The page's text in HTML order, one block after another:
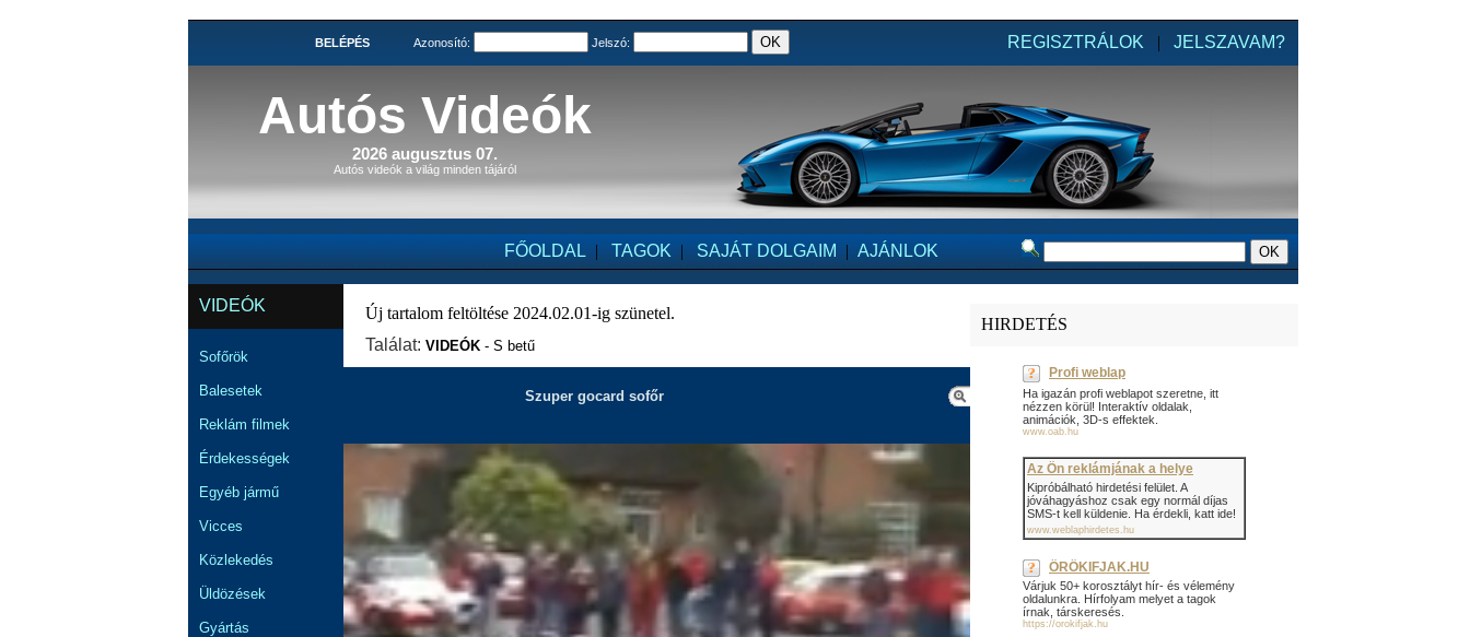
BELÉPÉS Azonosító: Jelszó: REGISZTRÁLOK | JELSZAVAM?
Autós Videók
2026 augusztus 07.
Autós videók a világ minden tájáról
FŐOLDAL | TAGOK | SAJÁT DOLGAIM | AJÁNLOK
VIDEÓK
Sofőrök
Balesetek
Reklám filmek
Érdekességek
Egyéb jármű
Vicces
Közlekedés
Üldözések
Gyártás
HIRDETÉS
Profi weblap
Ha igazán profi weblapot szeretne, itt
nézzen körül! Interaktív oldalak,
animációk, 3D-s effektek.
www.oab.hu
Az Ön reklámjának a helye
Kipróbálható hirdetési felület. A
jóváhagyáshoz csak egy normál díjas
SMS-t kell küldenie. Ha érdekli, katt ide!
www.weblaphirdetes.hu
ÖRÖKIFJAK.HU
Várjuk 50+ korosztályt hír- és vélemény
oldalunkra. Hírfolyam melyet a tagok
írnak, társkeresés.
https://orokifjak.hu
Új tartalom feltöltése 2024.02.01-ig szünetel.
Találat: VIDEÓK - S betű
Szuper gocard sofőr